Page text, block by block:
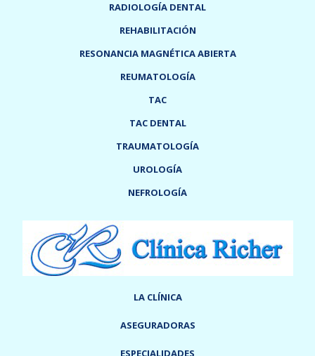
RADIOLOGÍA DENTAL
REHABILITACIÓN
RESONANCIA MAGNÉTICA ABIERTA
REUMATOLOGÍA
TAC
TAC DENTAL
TRAUMATOLOGÍA
UROLOGÍA
NEFROLOGÍA
LA CLÍNICA
ASEGURADORAS
ESPECIALIDADES